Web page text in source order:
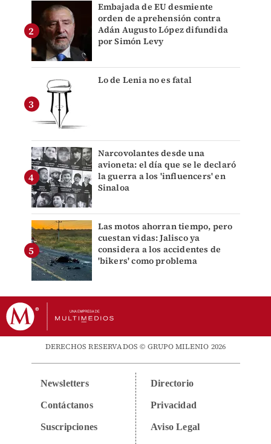
Embajada de EU desmiente
orden de aprehensión contra
Adán Augusto López difundida
por Simón Levy
Lo de Lenia no es fatal
Narcovolantes desde una
avioneta: el día que se le declaró
la guerra a los 'influencers' en
Sinaloa
Las motos ahorran tiempo, pero
cuestan vidas: Jalisco ya
considera a los accidentes de
'bikers' como problema
DERECHOS RESERVADOS © GRUPO MILENIO 2026
Newsletters
Contáctanos
Suscripciones
Directorio
Privacidad
Aviso Legal